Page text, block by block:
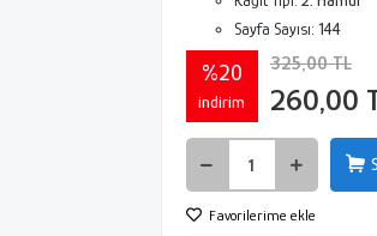
Sayfa Sayısı: 144
%20
indirim
325,00 TL
260,00
Favorilerime ekle